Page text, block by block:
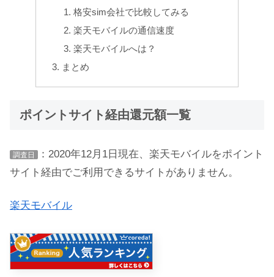
格安sim会社で比較してみる
楽天モバイルの通信速度
楽天モバイルへは？
まとめ
ポイントサイト経由還元額一覧
調査日
：2020年12月1日現在、楽天モバイルをポイント
サイト経由でご利用できるサイトがありません。
楽天モバイル